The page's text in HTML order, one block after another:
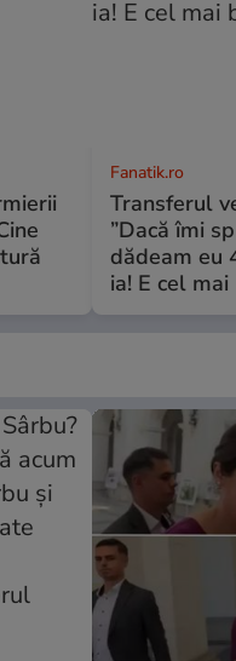
Fanatik.ro
Transferul
”Dacă îmi
dădeam eu
ia! E cel